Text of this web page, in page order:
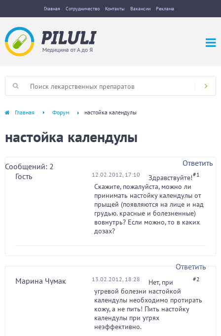
Главная Сотрудничество Контакты Вакансии Реклама
Главная Форум настойка календулы
настойка календулы
Сообщений: 2
Ответить
Гость
12.02.2012, 17:10 #1
Здравствуйте!
Скажите, пожалуйста, можно ли
принимать настойку календулы от
прыщей (появляются на лице и над
грудью. красные и болезненные)
вовнутрь? Если можно, то в каких
дозах?
Ответить
Марина Чумак
13.02.2012, 18:28 #2
Нет, при
угревой болезни настойкой
календулы необходимо протирать
кожу, а не пить! Пить настойку
календулы при угрях
неэффективно.